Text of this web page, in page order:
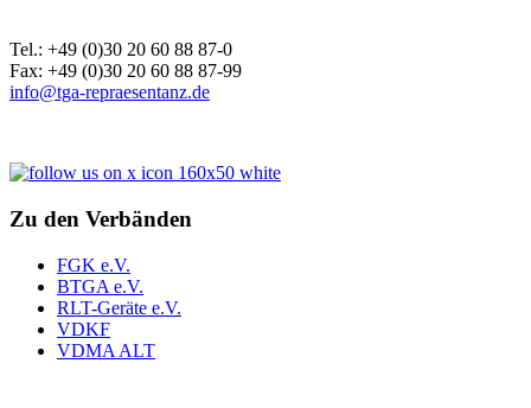
Tel.: +49 (0)30 20 60 88 87-0
Fax: +49 (0)30 20 60 88 87-99
info@tga-repraesentanz.de
Zu den Verbänden
FGK e.V.
BTGA e.V.
RLT-Geräte e.V.
VDKF
VDMA ALT